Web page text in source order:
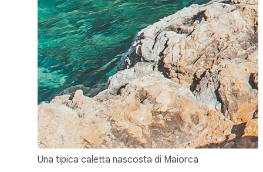
Una tipica caletta nascosta di Maiorca